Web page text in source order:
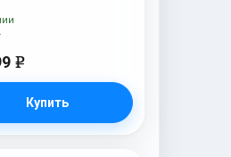
Veloce TC (Astral
e
Купить